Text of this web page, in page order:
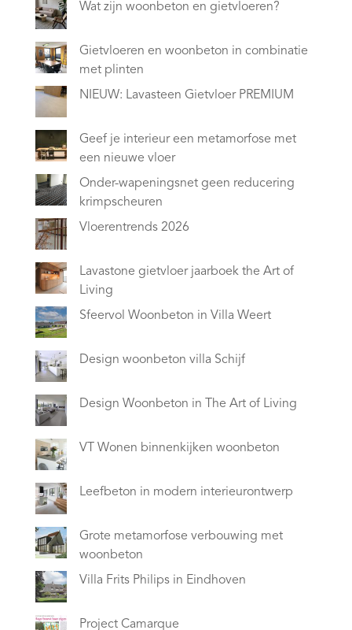
Wat zijn woonbeton en gietvloeren?
Gietvloeren en woonbeton in combinatie
met plinten
NIEUW: Lavasteen Gietvloer PREMIUM
Geef je interieur een metamorfose met
een nieuwe vloer
Onder-wapeningsnet geen reducering
krimpscheuren
Vloerentrends 2026
Lavastone gietvloer jaarboek the Art of
Living
Sfeervol Woonbeton in Villa Weert
Design woonbeton villa Schijf
Design Woonbeton in The Art of Living
VT Wonen binnenkijken woonbeton
Leefbeton in modern interieurontwerp
Grote metamorfose verbouwing met
woonbeton
Villa Frits Philips in Eindhoven
Project Camarque